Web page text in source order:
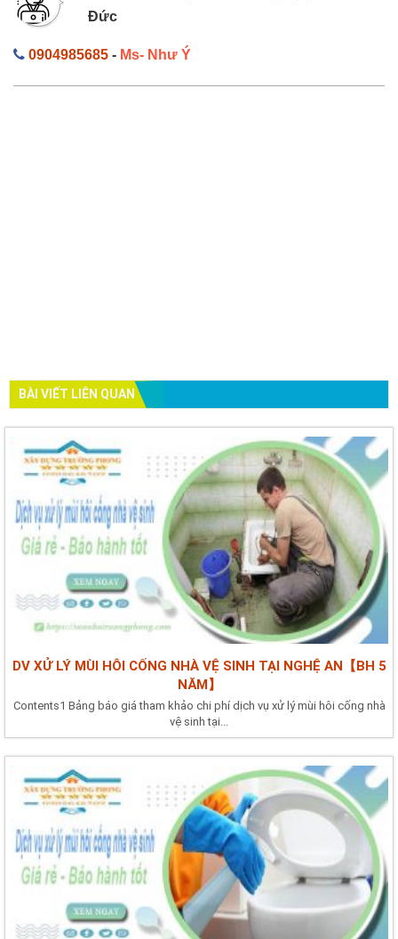
Đức
0904985685 - Ms- Như Ý
BÀI VIẾT LIÊN QUAN
DV XỬ LÝ MÙI HÔI CỐNG NHÀ VỆ SINH TẠI NGHỆ AN【BH 5
NĂM】
Contents1 Bảng báo giá tham khảo chi phí dịch vụ xử lý mùi hôi cống nhà
vệ sinh tại...